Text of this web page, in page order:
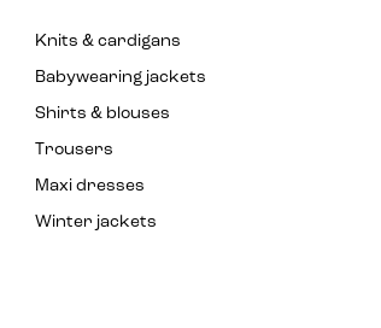
Knits & cardigans
Babywearing jackets
Shirts & blouses
Trousers
Maxi dresses
Winter jackets